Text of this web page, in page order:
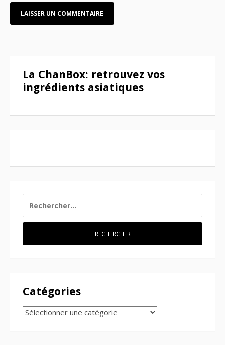
La ChanBox: retrouvez vos
ingrédients asiatiques
Catégories
CATÉGORIES